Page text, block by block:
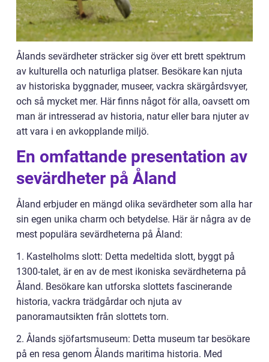
Ålands sevärdheter sträcker sig över ett brett spektrum
av kulturella och naturliga platser. Besökare kan njuta
av historiska byggnader, museer, vackra skärgårdsvyer,
och så mycket mer. Här finns något för alla, oavsett om
man är intresserad av historia, natur eller bara njuter av
att vara i en avkopplande miljö.
En omfattande presentation av
sevärdheter på Åland
Åland erbjuder en mängd olika sevärdheter som alla har
sin egen unika charm och betydelse. Här är några av de
mest populära sevärdheterna på Åland:
1. Kastelholms slott: Detta medeltida slott, byggt på
1300-talet, är en av de mest ikoniska sevärdheterna på
Åland. Besökare kan utforska slottets fascinerande
historia, vackra trädgårdar och njuta av
panoramautsikten från slottets torn.
2. Ålands sjöfartsmuseum: Detta museum tar besökare
på en resa genom Ålands maritima historia. Med